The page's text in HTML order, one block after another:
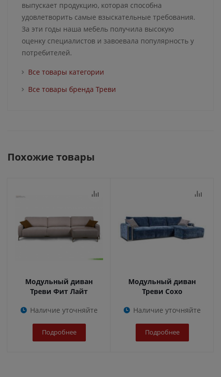
выпускает продукцию, которая способна
удовлетворить самые взыскательные требования.
За эти годы наша мебель получила высокую
оценку специалистов и завоевала популярность у
потребителей.
Все товары категории
Все товары бренда Треви
Похожие товары
Модульный диван
Треви Фит Лайт
Наличие уточняйте
Подробнее
Модульный диван
Треви Сохо
Наличие уточняйте
Подробнее